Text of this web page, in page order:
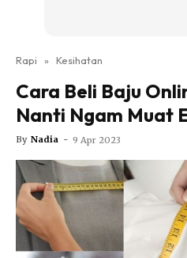
Nutrisi
Info COVID-19
Video
Fit Rapi
Glow Up Rapi
Hub
Rapi » Kesihatan
Cara Beli Baju
Nanti Ngam Muat
By Nadia - 9 Apr 2023